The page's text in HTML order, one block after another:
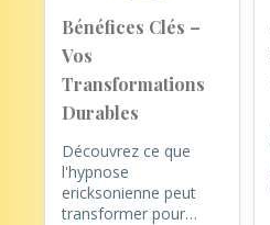
Bénéfices Clés –
Vos
Transformations
Durables
Découvrez ce que
l'hypnose
ericksonienne peut
transformer pour